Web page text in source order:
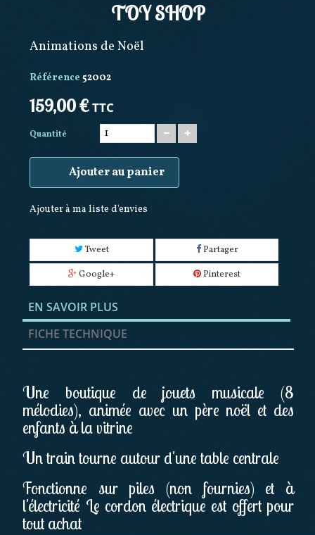
TOY SHOP
Animations de Noël
Référence 52002
159,00 €TTC
Quantité
Ajouter au panier
Ajouter à ma liste d'envies
Tweet
Partager
Google+
Pinterest
EN SAVOIR PLUS
FICHE TECHNIQUE
Une boutique de jouets musicale (8
mélodies), animée avec un père noël et des
enfants à la vitrine
Un train tourne autour d'une table centrale
Fonctionne sur piles (non fournies) et à
l'électricité Le cordon électrique est offert pour
tout achat